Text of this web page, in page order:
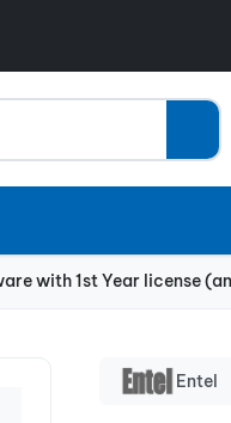
with 1st Year license
Entel